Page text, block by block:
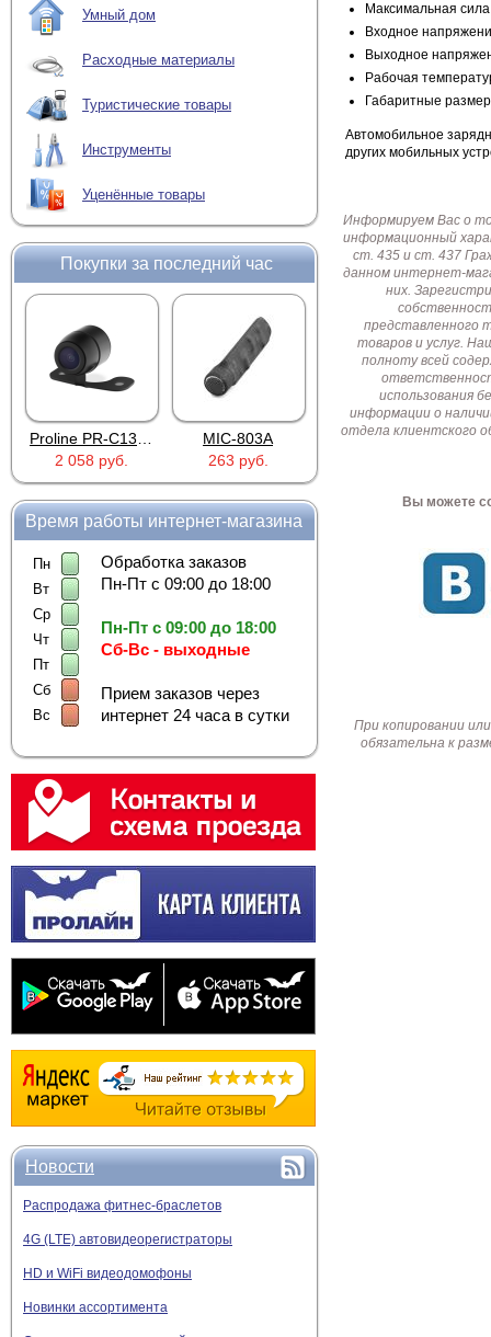
Умный дом
Расходные материалы
Туристические товары
Инструменты
Уценённые товары
Покупки за последний час
2 058 руб.
MIC-803A
263 руб.
4PIN(п)/2RCA(м)+DJK-11(п)
Время работы интернет-магазина
Пн
Вт
Ср
Чт
Пт
Сб
Вс
Обработка заказов
Пн-Пт с 09:00 до 18:00
Пн-Пт с 09:00 до 18:00
Сб-Вс - выходные
Прием заказов через
интернет 24 часа в сутки
Новости
Распродажа фитнес-браслетов
4G (LTE) автовидеорегистраторы
HD и WiFi видеодомофоны
Новинки ассортимента
Максимальная
Входное
Выходное
Рабочая
Габаритные
Автомобильное
других мобильных
Информируем Вас о
информационный
ст. 435 и ст. 437
данном интернет-
них.
представленного
товаров и услуг.
полноту всей
использования
информации о
отдела клиентского
Вы можете
При копировании
обязательна к